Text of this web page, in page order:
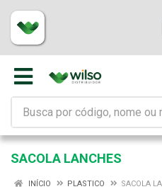
SACOLA LANCHES
INÍCIO PLASTICO SACOLA